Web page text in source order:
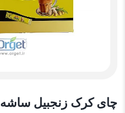
چای کرک زنجبیل ساشه 10 عددی پپتینا